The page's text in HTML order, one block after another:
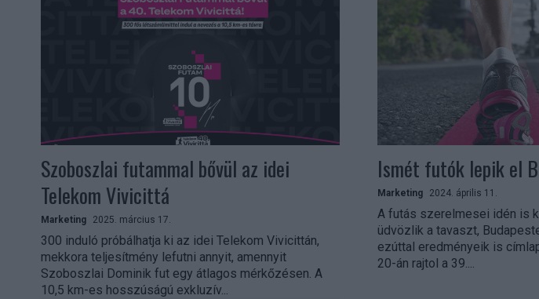
Szoboszlai futammal bővül az idei
Telekom Vivicittá
Marketing 2025. március 17.
300 induló próbálhatja ki az idei Telekom Vivicittán,
mekkora teljesítmény lefutni annyit, amennyit
Szoboszlai Dominik fut egy átlagos mérkőzésen. A
10,5 km-es hosszúságú exkluzív...
Ismét futók lepik el
Marketing 2024. április 11.
A futás szerelmesei idén is
üdvözlik a tavaszt,
ezúttal eredményeik is
20-án rajtol a 39....